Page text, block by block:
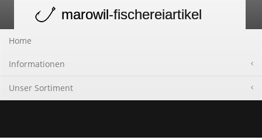
navigation
marowil-fischereiartikel
Home
Informationen
Unser Sortiment